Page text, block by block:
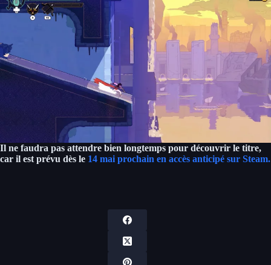
Il ne faudra pas attendre bien longtemps pour découvrir le titre,
car il est prévu dès le 14 mai prochain en accès anticipé sur Steam.